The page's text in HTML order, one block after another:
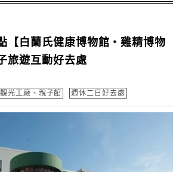
泉公園 當然也可...
【白蘭氏健康博物館‧雞精博物
旅遊互動好去處
觀光工廠、親子館 週休二日好去處